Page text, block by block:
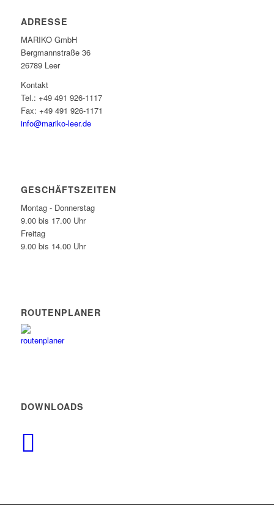
ADRESSE
MARIKO GmbH
Berg­mann­straße 36
26789 Leer
Kontakt
Tel.: +49 491 926-1117
Fax: +49 491 926-1171
info@mariko-leer.de
GESCHÄFTSZEITEN
Montag - Donnerstag
9.00 bis 17.00 Uhr
Freitag
9.00 bis 14.00 Uhr
ROUTENPLANER
DOWNLOADS